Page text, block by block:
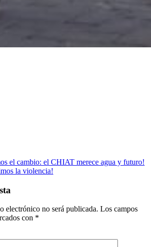
el cambio: el CHIAT merece agua y futuro!
la violencia!
electrónico no será publicada. Los campos
con *